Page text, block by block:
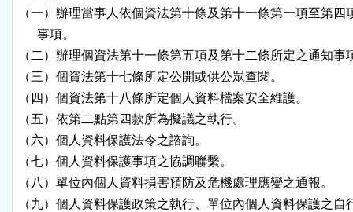
（一）辦理當事人依個資法第十條及第十一條第一項至第四
      事項。
（二）辦理個資法第十一條第五項及第十二條所定之通知事
（三）個資法第十七條所定公開或供公眾查閱。
（四）個資法第十八條所定個人資料檔案安全維護。
（五）依第二點第四款所為擬議之執行。
（六）個人資料保護法令之諮詢。
（七）個人資料保護事項之協調聯繫。
（八）單位內個人資料損害預防及危機處理應變之通報。
（九）個人資料保護政策之執行、單位內個人資料保護之自